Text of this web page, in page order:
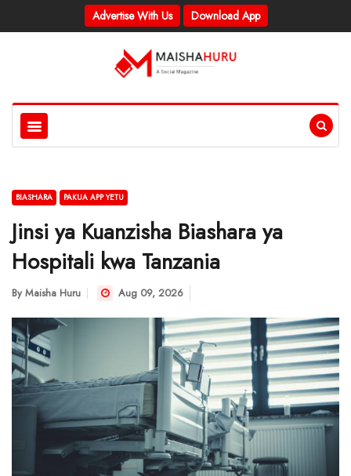
Advertise With Us Download App
BIASHARA PAKUA APP YETU
Jinsi ya Kuanzisha Biashara ya
Hospitali kwa Tanzania
By Maisha Huru Aug 09, 2026